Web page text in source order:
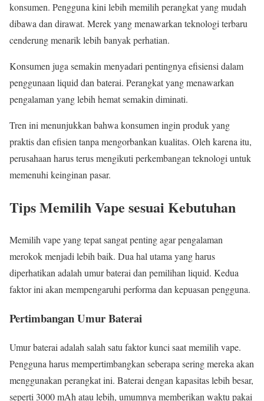
konsumen. Pengguna kini lebih memilih perangkat yang mudah
dibawa dan dirawat. Merek yang menawarkan teknologi terbaru
cenderung menarik lebih banyak perhatian.
Konsumen juga semakin menyadari pentingnya efisiensi dalam
penggunaan liquid dan baterai. Perangkat yang menawarkan
pengalaman yang lebih hemat semakin diminati.
Tren ini menunjukkan bahwa konsumen ingin produk yang
praktis dan efisien tanpa mengorbankan kualitas. Oleh karena itu,
perusahaan harus terus mengikuti perkembangan teknologi untuk
memenuhi keinginan pasar.
Tips Memilih Vape sesuai Kebutuhan
Memilih vape yang tepat sangat penting agar pengalaman
merokok menjadi lebih baik. Dua hal utama yang harus
diperhatikan adalah umur baterai dan pemilihan liquid. Kedua
faktor ini akan mempengaruhi performa dan kepuasan pengguna.
Pertimbangan Umur Baterai
Umur baterai adalah salah satu faktor kunci saat memilih vape.
Pengguna harus mempertimbangkan seberapa sering mereka akan
menggunakan perangkat ini. Baterai dengan kapasitas lebih besar,
seperti 3000 mAh atau lebih, umumnya memberikan waktu pakai